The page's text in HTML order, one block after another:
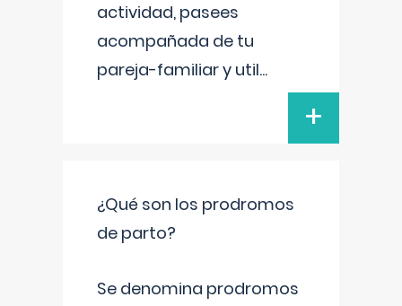
actividad, pasees
acompañada de tu
pareja-familiar y util...
+
¿Qué son los prodromos
de parto?
Se denomina prodromos